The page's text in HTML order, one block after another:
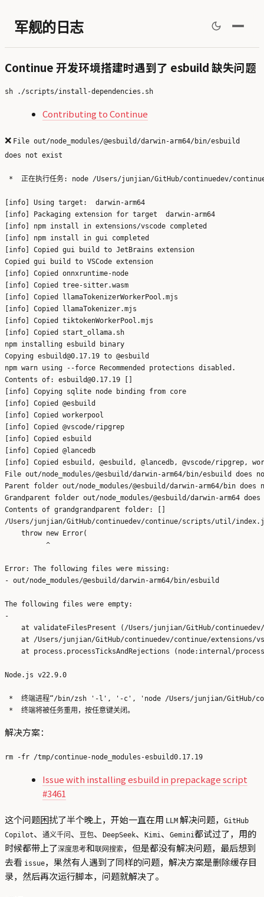
军舰的日志
Continue 开发环境搭建时遇到了 esbuild 缺失问题
Contributing to Continue
❌ File out/node_modules/@esbuild/darwin-arm64/bin/esbuild
does not exist
*  正在执行任务: node /Users/junjian/GitHub/continuedev/
[info] Using target:  darwin-arm64
[info] Packaging extension for target  darwin-arm64
[info] npm install in extensions/vscode completed
[info] npm install in gui completed
[info] Copied gui build to JetBrains extension
Copied gui build to VSCode extension
[info] Copied onnxruntime-node
[info] Copied tree-sitter.wasm
[info] Copied llamaTokenizerWorkerPool.mjs
[info] Copied llamaTokenizer.mjs
[info] Copied tiktokenWorkerPool.mjs
[info] Copied start_ollama.sh
npm installing esbuild binary
Copying esbuild@0.17.19 to @esbuild
npm warn using --force Recommended protections disabled.
Contents of: esbuild@0.17.19 []
[info] Copying sqlite node binding from core
[info] Copied @esbuild
[info] Copied workerpool
[info] Copied @vscode/ripgrep
[info] Copied esbuild
[info] Copied @lancedb
[info] Copied esbuild, @esbuild, @lancedb, @vscode/ripgrep,
File out/node_modules/@esbuild/darwin-arm64/bin/esbuild does
Parent folder out/node_modules/@esbuild/darwin-arm64/bin
Grandparent folder out/node_modules/@esbuild/darwin-arm64
Contents of grandgrandparent folder: []
/Users/junjian/GitHub/continuedev/continue/scripts/util/
    throw new Error(
          ^
Error: The following files were missing:
- out/node_modules/@esbuild/darwin-arm64/bin/esbuild
The following files were empty:
-
at validateFilesPresent (/Users/junjian/GitHub/
at /Users/junjian/GitHub/continuedev/continue/extensions/
at process.processTicksAndRejections (node:internal/
Node.js v22.9.0
*  终端进程“/bin/zsh '-l', '-c', 'node /Users/junjian/GitHub/
解决方案：
Issue with installing esbuild in prepackage script
#3461
这个问题困扰了半个晚上，开始一直在用 LLM 解决问题，
GitHub
Copilot、 通义千问 、 豆包、 DeepSeek、 Kimi、 Gemini都试过了，用的
时候都带上了深度思考和联网搜索，但是都没有解决问题，最后想到
去看 issue，果然有人遇到了同样的问题，解决方案是删除缓存目
录，然后再次运行脚本，问题就解决了。